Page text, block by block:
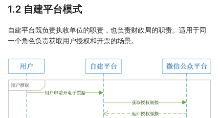
1.2 自建平台模式
自建平台既负责执收单位的职责，也负责财政局的职责。适用于同
一个角色负责获取用户授权和开票的场景。